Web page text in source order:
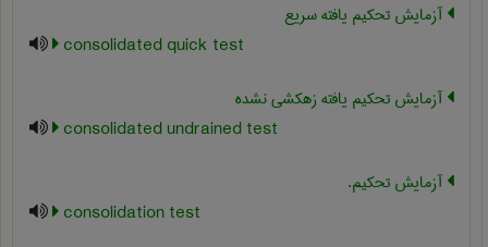
آزمایش تحکیم یافته سریع
consolidated quick test
آزمایش تحکیم یافته زهکشی نشده
consolidated undrained test
آزمایش تحکیم.
consolidation test